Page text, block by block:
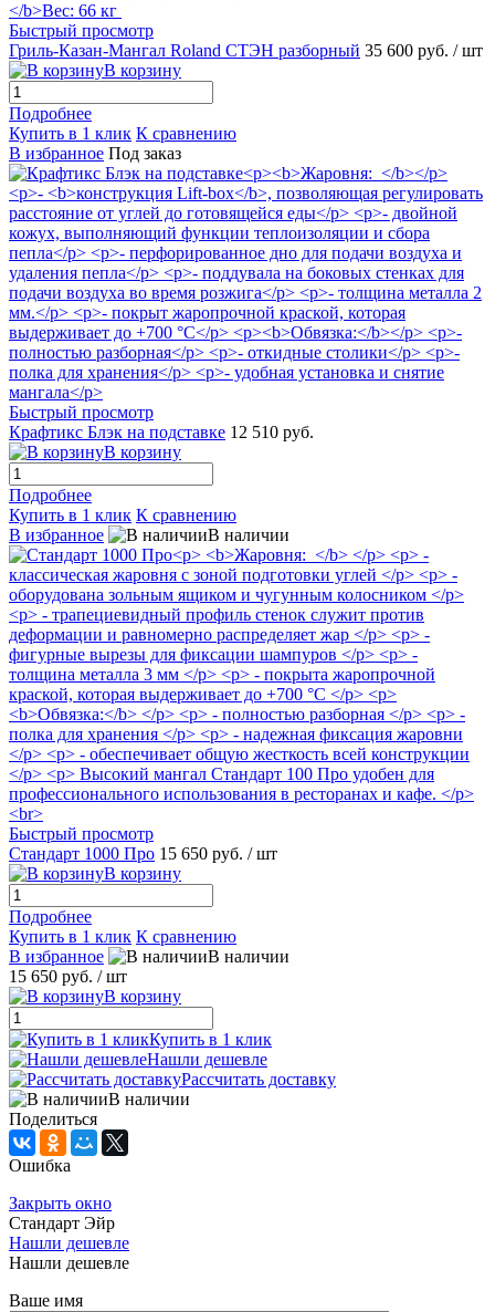
Быстрый просмотр
Гриль-Казан-Мангал Roland СТЭН разборный 35 600 руб. / шт
В корзину
Подробнее
Купить в 1 клик К сравнению
В избранное Под заказ
Быстрый просмотр
Крафтикс Блэк на подставке 12 510 руб.
В корзину
Подробнее
Купить в 1 клик К сравнению
В избранное
В наличии
Быстрый просмотр
Стандарт 1000 Про 15 650 руб. / шт
В корзину
Подробнее
Купить в 1 клик К сравнению
В избранное
В наличии
15 650 руб. / шт
В корзину
Купить в 1 клик
Нашли дешевле
Рассчитать доставку
В наличии
Поделиться
Ошибка
Закрыть окно
Стандарт Эйр
Нашли дешевле
Нашли дешевле
Ваше имя